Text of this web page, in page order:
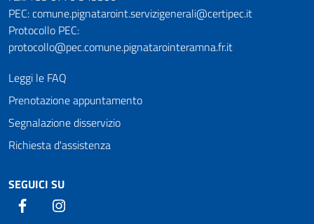
PEC: comune.pignataroint.servizigenerali@certipec.it
Protocollo PEC:
protocollo@pec.comune.pignatarointeramna.fr.it
Leggi le FAQ
Prenotazione appuntamento
Segnalazione disservizio
Richiesta d'assistenza
SEGUICI SU
Facebook